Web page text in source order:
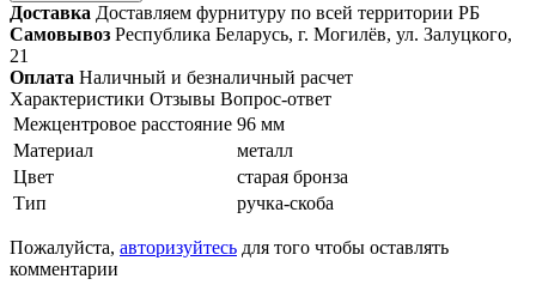
Доставка Доставляем фурнитуру по всей территории РБ
Самовывоз Республика Беларусь, г. Могилёв, ул. Залуцкого,
21
Оплата Наличный и безналичный расчет
Характеристики Отзывы Вопрос-ответ
Межцентровое расстояние 96 мм
Материал
металл
Цвет
старая бронза
Тип
ручка-скоба
Пожалуйста, авторизуйтесь для того чтобы оставлять
комментарии